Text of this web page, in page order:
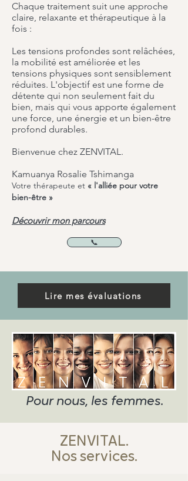
Chaque traitement suit une approche
claire, relaxante et thérapeutique à la
fois :
Les tensions profondes sont relâchées,
la mobilité est améliorée et les
tensions physiques sont sensiblement
réduites. L'objectif est une forme de
détente qui non seulement fait du
bien, mais qui vous apporte également
une force, une énergie et un bien-être
profond durables.
Bienvenue chez ZENVITAL.
Kamuanya Rosalie Tshimanga
Votre thérapeute et « l'alliée pour votre
bien-être »
​Découvrir mon parcours
📞
Lire mes évaluations
Réserver
Pour nous, les femmes.
ZENVITAL.
Nos services.